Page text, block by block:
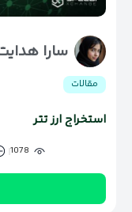
سارا
مقالات
استخراج ارز تتر
1078